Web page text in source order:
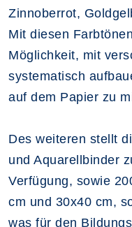
Zinnoberrot,
Mit diesen
Möglichkeit, mit
systematisch
auf dem Papier zu
Des weiteren stellt
und Aquarellbinder
Verfügung, sowie
cm und 30x40 cm,
was für den